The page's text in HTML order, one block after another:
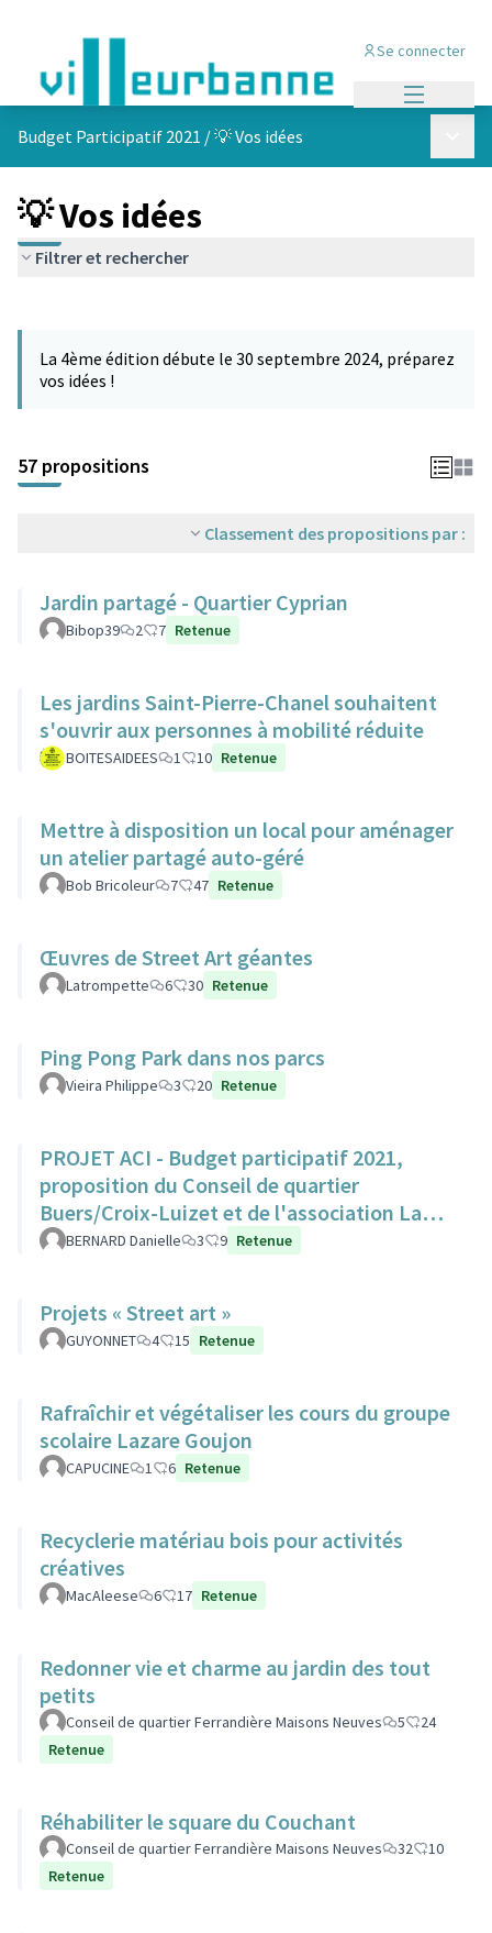
Se connecter
Budget Participatif 2021 /💡 Vos idées
💡 Vos idées
Filtrer et rechercher
La 4ème édition débute le 30 septembre 2024, préparez
vos idées !
57 propositions
Classement des propositions par :
Jardin partagé - Quartier Cyprian
Bibop39 2 7 Retenue
Les jardins Saint-Pierre-Chanel souhaitent
s'ouvrir aux personnes à mobilité réduite
BOITESAIDEES 1 10 Retenue
Mettre à disposition un local pour aménager
un atelier partagé auto-géré
Bob Bricoleur 7 47 Retenue
Œuvres de Street Art géantes
Latrompette 6 30 Retenue
Ping Pong Park dans nos parcs
Vieira Philippe 3 20 Retenue
PROJET ACI - Budget participatif 2021,
proposition du Conseil de quartier
Buers/Croix-Luizet et de l'association La
Ville Edifiante
BERNARD Danielle 3 9 Retenue
Projets « Street art »
GUYONNET 4 15 Retenue
Rafraîchir et végétaliser les cours du groupe
scolaire Lazare Goujon
CAPUCINE 1 6 Retenue
Recyclerie matériau bois pour activités
créatives
MacAleese 6 17 Retenue
Redonner vie et charme au jardin des tout
petits
Conseil de quartier Ferrandière Maisons Neuves 5
24
Retenue
Réhabiliter le square du Couchant
Conseil de quartier Ferrandière Maisons Neuves 32
10
Retenue